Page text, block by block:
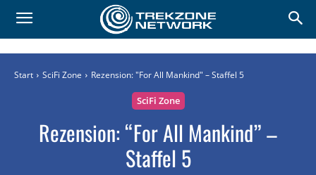
Start SciFi Zone Rezension: "For All Mankind" – Staffel 5
SciFi Zone
Rezension: “For All Mankind” –
Staffel 5